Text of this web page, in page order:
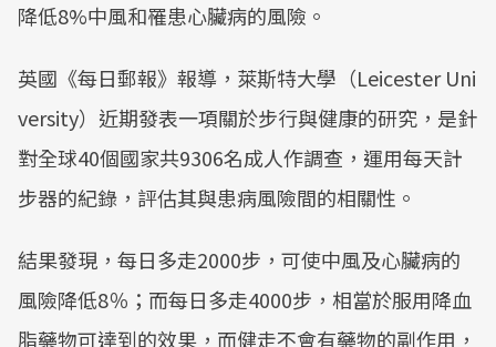
降低8%中風和罹患心臟病的風險。
英國《每日郵報》報導，萊斯特大學（Leicester Uni
versity）近期發表一項關於步行與健康的研究，是針
對全球40個國家共9306名成人作調查，運用每天計
步器的紀錄，評估其與患病風險間的相關性。
結果發現，每日多走2000步，可使中風及心臟病的
風險降低8％；而每日多走4000步，相當於服用降血
脂藥物可達到的效果，而健走不會有藥物的副作用，